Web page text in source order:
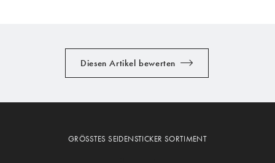
Diesen Artikel bewerten
GRÖSSTES SEIDENSTICKER SORTIMENT